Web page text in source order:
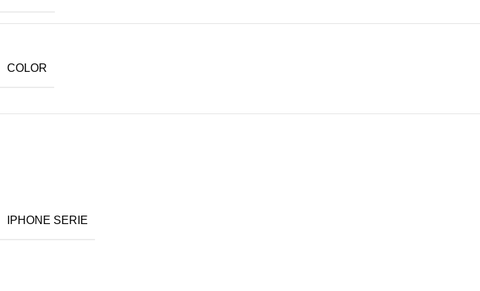
COLOR
IPHONE SERIE